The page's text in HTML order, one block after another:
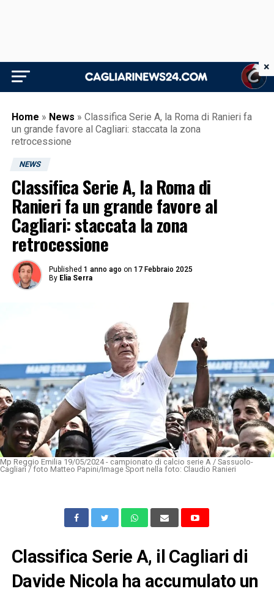
Home » News » Classifica Serie A, la Roma di Ranieri fa
un grande favore al Cagliari: staccata la zona
retrocessione
NEWS
Classifica Serie A, la Roma di
Ranieri fa un grande favore al
Cagliari: staccata la zona
retrocessione
Published 1 anno ago on 17 Febbraio 2025
By Elia Serra
Mp Reggio Emilia 19/05/2024 - campionato di calcio serie A / Sassuolo-
Cagliari / foto Matteo Papini/Image Sport nella foto: Claudio Ranieri
Classifica Serie A, il Cagliari di
Davide Nicola ha accumulato un
×